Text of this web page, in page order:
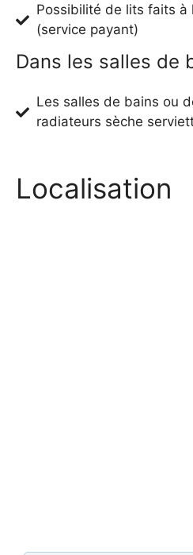
Possibilité de lits faits à
(service payant)
Dans les salles de
Les salles de bains ou
radiateurs sèche
Localisation